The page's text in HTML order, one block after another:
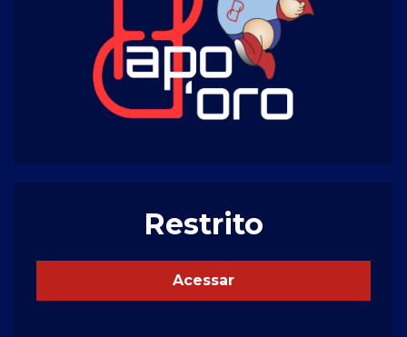
Restrito
Acessar